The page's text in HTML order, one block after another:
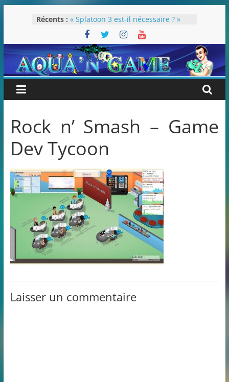
Récents : « Splatoon 3 est-il nécessaire ? »
« Dans les coulisses des JV Harry
Potter »
Pokémon Écarlate : ceci est une
révolution (ou pas) !
Attentes 2023
Rétrospective 2022
Rock n’ Smash – Game
Dev Tycoon
Laisser un commentaire